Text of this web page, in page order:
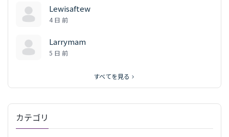
Lewisaftew
4 日 前
Larrymam
5 日 前
すべてを見る
カテゴリ